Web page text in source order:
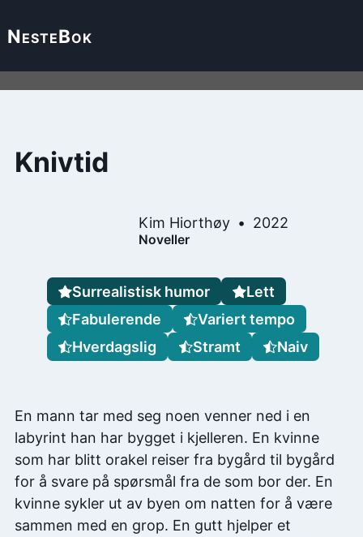
NesteBok
Knivtid
Kim Hiorthøy 2022
Noveller
En mann tar med seg noen venner ned i en
labyrint han har bygget i kjelleren. En kvinne
som har blitt orakel reiser fra bygård til bygård
for å svare på spørsmål fra de som bor der. En
kvinne sykler ut av byen om natten for å være
sammen med en grop. En gutt hjelper et
Surrealistisk humor
Lett
Fabulerende
Variert tempo
Hverdagslig
Stramt Naiv